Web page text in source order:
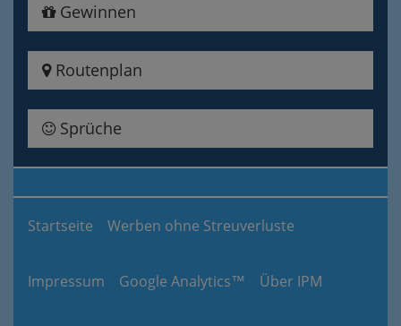
Gewinnen
Routenplan
Sprüche
Startseite Werben ohne Streuverluste
Impressum Google Analytics™ Über IPM